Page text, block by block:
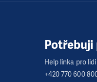
Potřebuji
Help linka pro
+420 770 600